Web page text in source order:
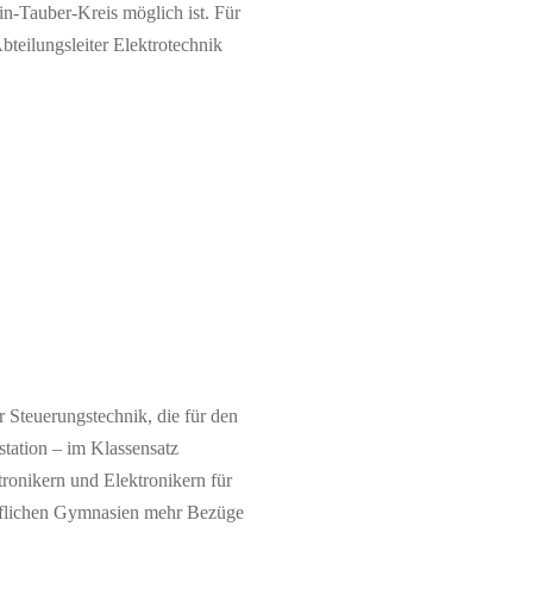
Tauber-Kreis möglich ist. Für
Elektrotechnik
Steuerungstechnik, die für den
– im Klassensatz
und Elektronikern für
Gymnasien mehr Bezüge